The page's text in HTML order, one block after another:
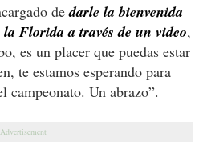
dedarle la bienvenida
Florida a través de un video,
es un placer que puedas estar
te estamos esperando para
campeonato. Un abrazo”.